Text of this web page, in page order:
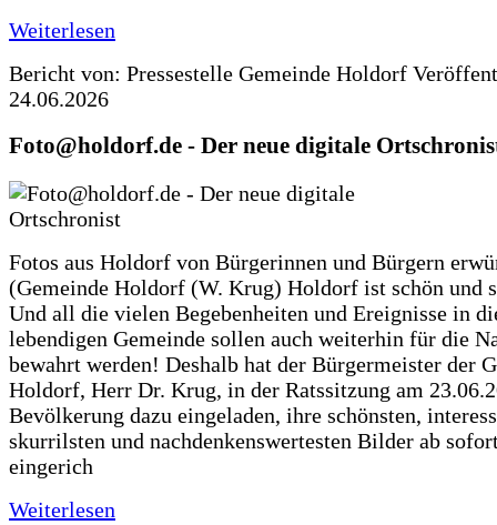
Weiterlesen
Bericht von: Pressestelle Gemeinde Holdorf
24.06.2026
Foto@holdorf.de - Der neue digitale
Fotos aus Holdorf von Bürgerinnen und Bürgern
(Gemeinde Holdorf (W. Krug) Holdorf ist schön und
Und all die vielen Begebenheiten und Ereignisse in
lebendigen Gemeinde sollen auch weiterhin für die
bewahrt werden! Deshalb hat der Bürgermeister der
Holdorf, Herr Dr. Krug, in der Ratssitzung am
Bevölkerung dazu eingeladen, ihre schönsten,
skurrilsten und nachdenkenswertesten Bilder ab
eingerich
Weiterlesen